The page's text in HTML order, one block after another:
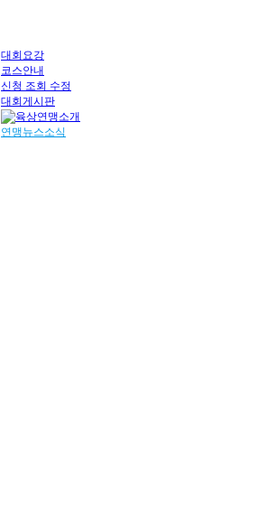
대회요강
코스안내
신청 조회 수정
대회게시판
연맹뉴스소식